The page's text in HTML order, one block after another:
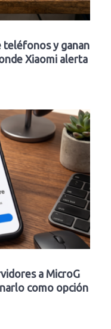
teléfonos y ganan
Xiaomi alerta
a MicroG
como opción